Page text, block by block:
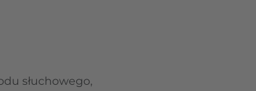
słuchowego,